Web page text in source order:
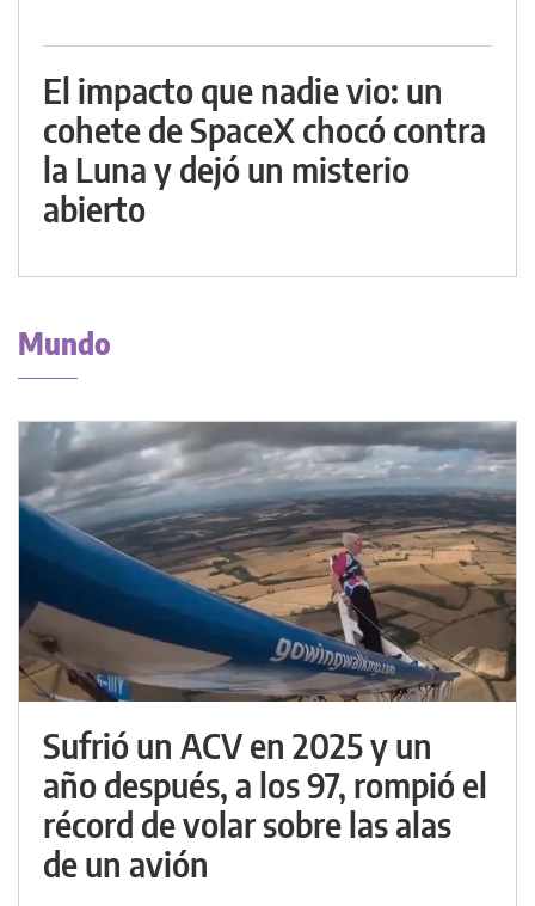
El impacto que nadie vio: un
cohete de SpaceX chocó contra
la Luna y dejó un misterio
abierto
Mundo
Sufrió un ACV en 2025 y un
año después, a los 97, rompió el
récord de volar sobre las alas
de un avión